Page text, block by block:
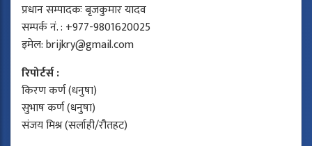
प्रधान सम्पादकः बृजकुमार यादव
सम्पर्क नं. : +977-9801620025
इमेल:brijkry@gmail.com
रिपोर्टर्स :
किरण कर्ण (धनुषा)
सुभाष कर्ण (धनुषा)
संजय मिश्र (सर्लाही/रौतहट)